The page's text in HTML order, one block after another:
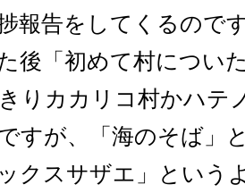
報告をしてくるので
後「初めて村につい
りカカリコ村かハテ
すが、「海のそば」
クスサザエ」という